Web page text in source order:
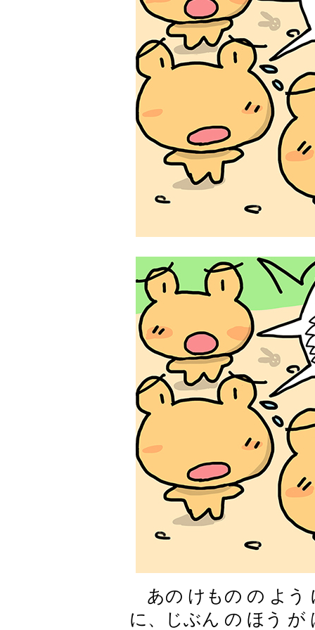
あの けもの の よう
に、じぶん の ほう が